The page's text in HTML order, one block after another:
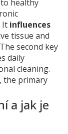
healthy
It influences
tissue and
second key
daily
cleaning.
the primary
a jak je